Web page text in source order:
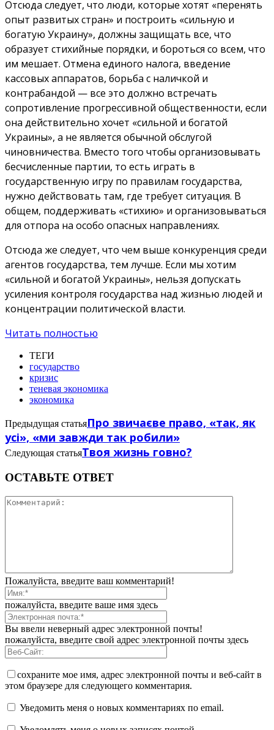
Отсюда следует, что люди, которые хотят «перенять
опыт развитых стран» и построить «сильную и
богатую Украину», должны защищать все, что
образует стихийные порядки, и бороться со всем, что
им мешает. Отмена единого налога, введение
кассовых аппаратов, борьба с наличкой и
контрабандой — все это должно встречать
сопротивление прогрессивной общественности, если
она действительно хочет «сильной и богатой
Украины», а не является обычной обслугой
чиновничества. Вместо того чтобы организовывать
бесчисленные партии, то есть играть в
государственную игру по правилам государства,
нужно действовать там, где требует ситуация. В
общем, поддерживать «стихию» и организовываться
для отпора на особо опасных направлениях.
Отсюда же следует, что чем выше конкуренция среди
агентов государства, тем лучше. Если мы хотим
«сильной и богатой Украины», нельзя допускать
усиления контроля государства над жизнью людей и
концентрации политической власти.
Читать полностью
ТЕГИ
государство
кризис
теневая экономика
экономика
Предыдущая статьяПро звичаєве право, «так, як
усі», «ми завжди так робили»
Следующая статьяТвоя жизнь говно?
ОСТАВЬТЕ ОТВЕТ
Пожалуйста, введите ваш комментарий!
пожалуйста, введите ваше имя здесь
Вы ввели неверный адрес электронной почты!
пожалуйста, введите свой адрес электронной почты здесь
сохраните мое имя, адрес электронной почты и веб-сайт в
этом браузере для следующего комментария.
Уведомить меня о новых комментариях по email.